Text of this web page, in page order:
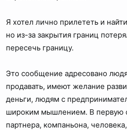
Я хотел лично прилететь и
но из-за закрытия границ
пересечь границу.
Это сообщение адресовано
продавать, имеют желание
деньги, людям с
широким мышлением. В первую
партнера, компаньона,